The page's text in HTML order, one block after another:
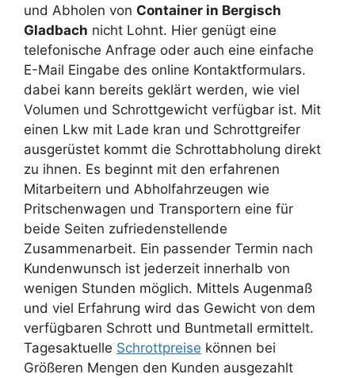
und Abholen von Container in Bergisch
Gladbach nicht Lohnt. Hier genügt eine
telefonische Anfrage oder auch eine einfache
E-Mail Eingabe des online Kontaktformulars.
dabei kann bereits geklärt werden, wie viel
Volumen und Schrottgewicht verfügbar ist. Mit
einen Lkw mit Lade kran und Schrottgreifer
ausgerüstet kommt die Schrottabholung direkt
zu ihnen. Es beginnt mit den erfahrenen
Mitarbeitern und Abholfahrzeugen wie
Pritschenwagen und Transportern eine für
beide Seiten zufriedenstellende
Zusammenarbeit. Ein passender Termin nach
Kundenwunsch ist jederzeit innerhalb von
wenigen Stunden möglich. Mittels Augenmaß
und viel Erfahrung wird das Gewicht von dem
verfügbaren Schrott und Buntmetall ermittelt.
Tagesaktuelle Schrottpreise können bei
Größeren Mengen den Kunden ausgezahlt